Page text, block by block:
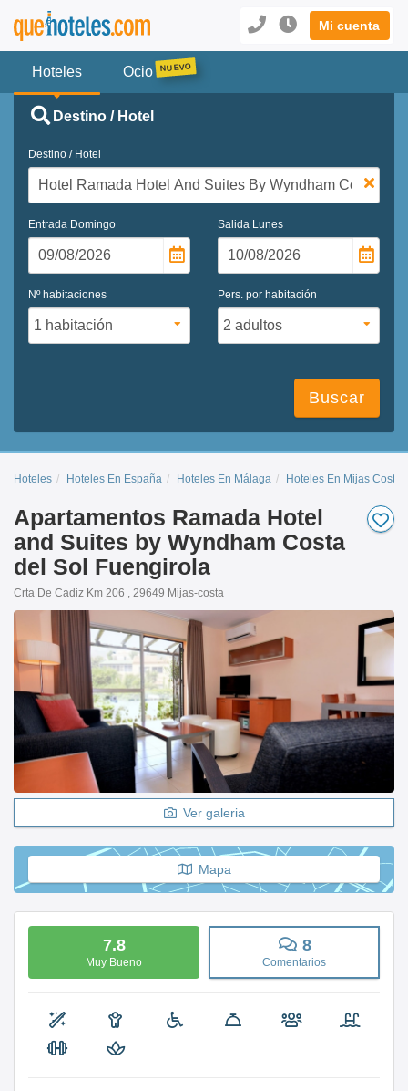
Mi cuenta
Hoteles Ocio
Destino / Hotel
Destino / Hotel
Entrada Domingo Salida Lunes
Nº habitaciones Pers. por habitación
Buscar
Hoteles Hoteles En España Hoteles En Málaga Hoteles En Mijas Costa
Apartamentos Ramada Hotel
and Suites by Wyndham Costa
del Sol Fuengirola
Crta De Cadiz Km 206 , 29649 Mijas-costa
Ver galeria
Mapa
7.8
Muy Bueno
8
Comentarios